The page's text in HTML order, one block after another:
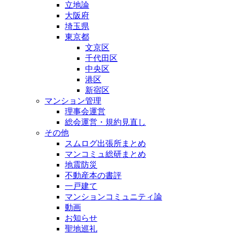
立地論
大阪府
埼玉県
東京都
文京区
千代田区
中央区
港区
新宿区
マンション管理
理事会運営
総会運営・規約見直し
その他
スムログ出張所まとめ
マンコミュ総研まとめ
地震防災
不動産本の書評
一戸建て
マンションコミュニティ論
動画
お知らせ
聖地巡礼